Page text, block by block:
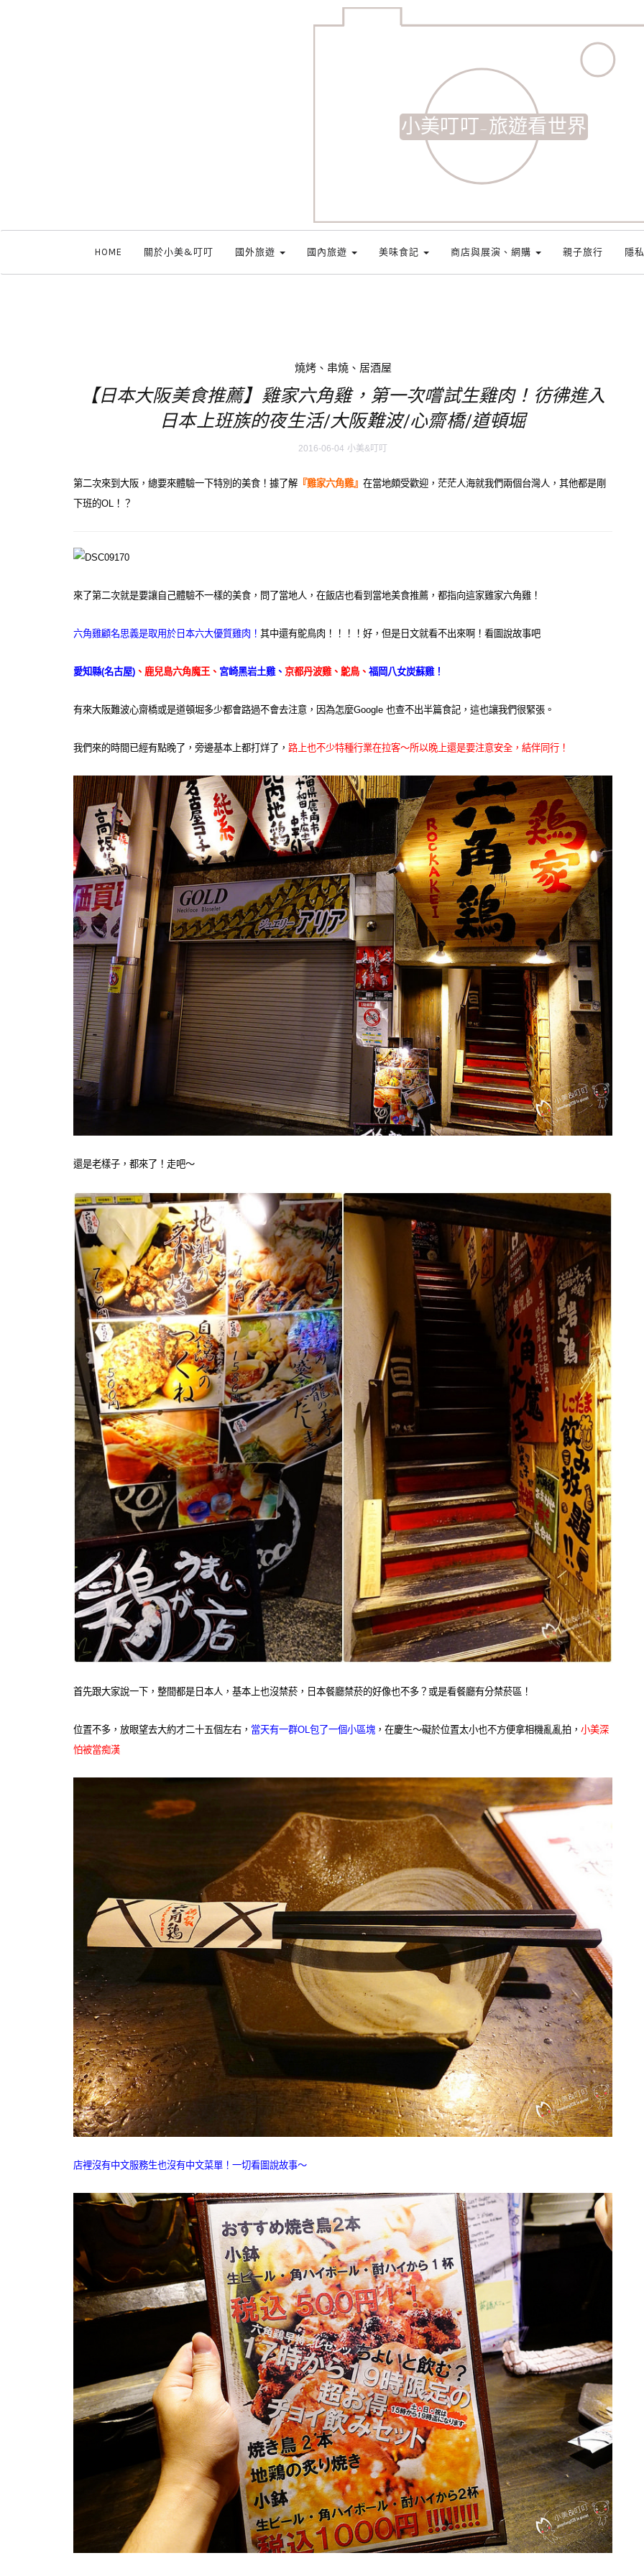
小美叮叮-旅遊看世界
HOME 關於小美&叮叮 國外旅遊 國內旅遊 美味食記 商店與展演、網購 親子旅行 隱
燒烤、串燒、居酒屋
【日本大阪美食推薦】雞家六角雞，第一次嚐試生雞肉！彷彿進入
日本上班族的夜生活/大阪難波/心齋橋/道頓堀
2016-06-04 小美&叮叮
第二次來到大阪，總要來體驗一下特別的美食！據了解 『雞家六角雞』 在當地頗受歡迎，茫茫人海就我們兩個台灣人，其他都是剛
下班的OL！？
來了第二次就是要讓自己體驗不一樣的美食，問了當地人，在飯店也看到當地美食推薦，都指向這家雞家六角雞！
六角雞顧名思義是取用於日本六大優質雞肉！ 其中還有鴕鳥肉！！！！好，但是日文就看不出來啊！看圖說故事吧
愛知縣(名古屋) 、鹿兒島六角魔王、 宮崎黑岩土雞、 京都丹波雞、鴕鳥、 福岡八女炭蘇雞！
有來大阪難波心齋橋或是道頓堀多少都會路過不會去注意，因為怎麼Google 也查不出半篇食記，這也讓我們很緊張。
我們來的時間已經有點晚了，旁邊基本上都打烊了， 路上也不少特種行業在拉客～所以晚上還是要注意安全，結伴同行！
還是老樣子，都來了！走吧～
首先跟大家說一下，整間都是日本人，基本上也沒禁菸，日本餐廳禁菸的好像也不多？或是看餐廳有分禁菸區！
位置不多，放眼望去大約才二十五個左右， 當天有一群OL包了一個小區塊 ，在慶生～礙於位置太小也不方便拿相機亂亂拍， 小美深
怕被當痴漢
店裡沒有中文服務生也沒有中文菜單！一切看圖說故事～